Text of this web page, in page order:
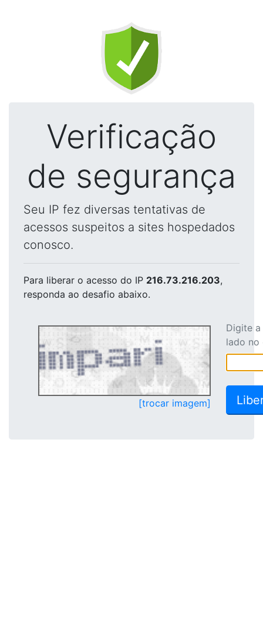
Verificação
de segurança
Seu IP fez diversas tentativas de
acessos suspeitos a sites hospedados
conosco.
Para liberar o acesso do IP 216.73.216.203,
responda ao desafio abaixo.
[trocar imagem]
Digite
lado no